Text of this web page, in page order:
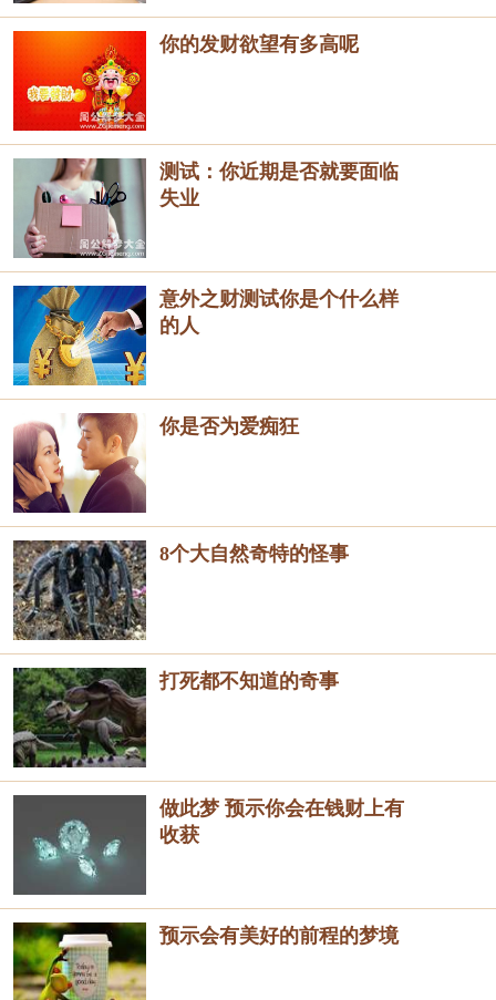
你的发财欲望有多高呢
测试：你近期是否就要面临
失业
意外之财测试你是个什么样
的人
你是否为爱痴狂
8个大自然奇特的怪事
打死都不知道的奇事
做此梦 预示你会在钱财上有
收获
预示会有美好的前程的梦境